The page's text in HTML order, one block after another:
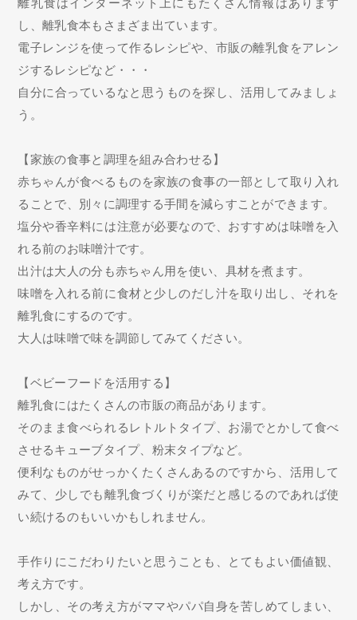
し、離乳食本もさまざま出ています。
電子レンジを使って作るレシピや、市販の離乳食をアレン
ジするレシピなど・・・
自分に合っているなと思うものを探し、活用してみましょ
う。
【家族の食事と調理を組み合わせる】
赤ちゃんが食べるものを家族の食事の一部として取り入れ
ることで、別々に調理する手間を減らすことができます。
塩分や香辛料には注意が必要なので、おすすめは味噌を入
れる前のお味噌汁です。
出汁は大人の分も赤ちゃん用を使い、具材を煮ます。
味噌を入れる前に食材と少しのだし汁を取り出し、それを
離乳食にするのです。
大人は味噌で味を調節してみてください。
【ベビーフードを活用する】
離乳食にはたくさんの市販の商品があります。
そのまま食べられるレトルトタイプ、お湯でとかして食べ
させるキューブタイプ、粉末タイプなど。
便利なものがせっかくたくさんあるのですから、活用して
みて、少しでも離乳食づくりが楽だと感じるのであれば使
い続けるのもいいかもしれません。
手作りにこだわりたいと思うことも、とてもよい価値観、
考え方です。
しかし、その考え方がママやパパ自身を苦しめてしまい、